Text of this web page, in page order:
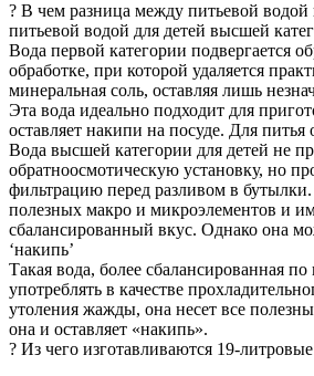
? В чем разница между питьевой водой
питьевой водой для детей высшей
Вода первой категории подвергается
обработке, при которой удаляется
минеральная соль, оставляя лишь
Эта вода идеально подходит для
оставляет накипи на посуде. Для питья
Вода высшей категории для детей не
обратноосмотическую установку, но
фильтрацию перед разливом в
полезных макро и микроэлементов и
сбалансированный вкус. Однако она
‘накипь’
Такая вода, более сбалансированная по
употреблять в качестве
утоления жажды, она несет все
она и оставляет «накипь».
? Из чего изготавливаются 19-